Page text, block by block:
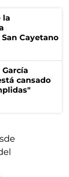
la
Cayetano
cansado